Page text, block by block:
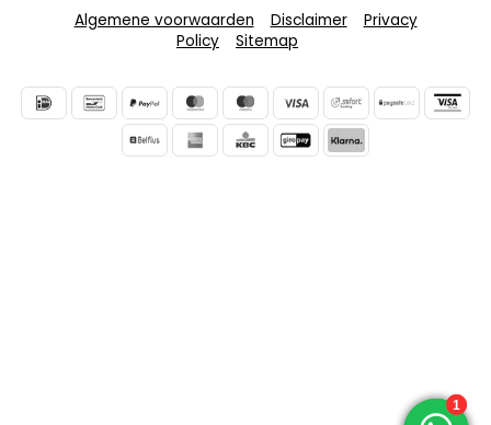
Algemene voorwaarden Disclaimer
Privacy
Policy
Sitemap